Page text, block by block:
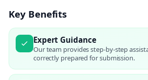
Key Benefits
Expert Guidance
Our team provides step-by-step
correctly prepared for submission.